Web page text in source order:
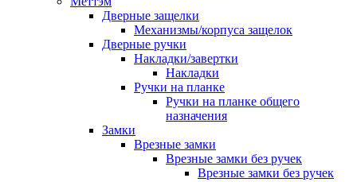
Дверные защелки
Механизмы/корпуса защелок
Дверные ручки
Накладки/завертки
Накладки
Ручки на планке
Ручки на планке общего
назначения
Замки
Врезные замки
Врезные замки без ручек
Врезные замки без ручек